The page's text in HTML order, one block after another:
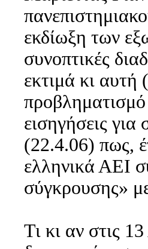
εκδίωξη των
συνοπτικές
εκτιμά κι αυτή
προβληματισμό
εισηγήσεις
(22.4.06) πως,
ελληνικά ΑΕΙ
σύγκρουσης»
Τι κι αν στις